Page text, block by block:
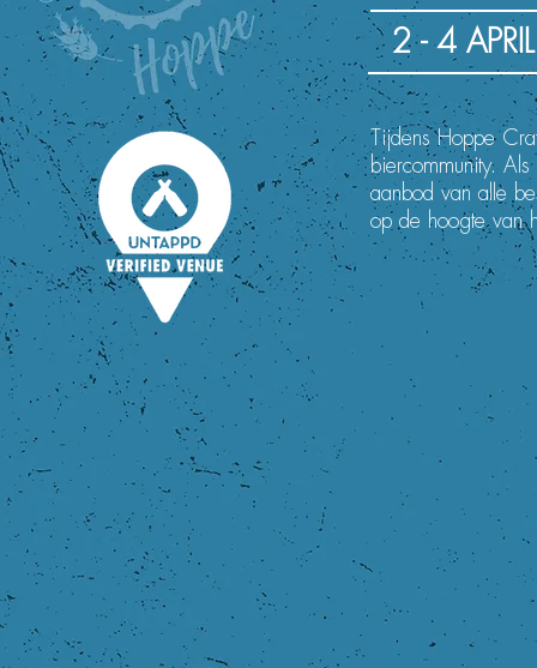
2 - 4
Tijdens Hoppe
biercommunity.
aanbod van alle
op de hoogte van